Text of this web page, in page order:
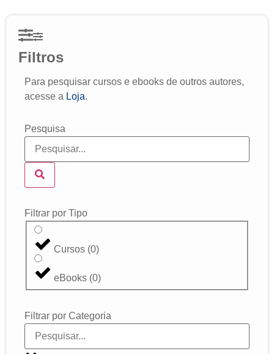
Filtros
Para pesquisar cursos e ebooks de outros autores,
acesse a Loja.
Pesquisa
Filtrar por Tipo
Cursos (0)
eBooks (0)
Filtrar por Categoria